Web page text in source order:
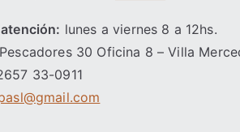
lunes a viernes 8 a 12hs.
Pescadores 30 Oficina 8 – Villa
33-0911